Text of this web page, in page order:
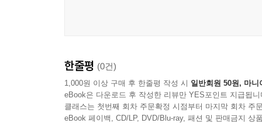
한줄평 (0건)
1,000원 이상 구매 후 한줄평 작성 시 일반회원 50원, 마니
eBook은 다운로드 후 작성한 리뷰만 YES포인트 지급됩니
클래스는 첫번째 회차 주문확정 시점부터 마지막 회차 주
eBook 페이백, CD/LP, DVD/Blu-ray, 패션 및 판매금지 상